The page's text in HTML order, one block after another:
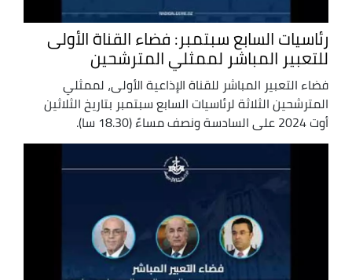
رئاسيات السابع سبتمبر: فضاء القناة الأولى
للتعبير المباشر لممثلي المترشحين
فضاء التعبير المباشر للقناة الإذاعية الأولى، لممثلي
المترشحين الثلاثة لرئاسيات السابع سبتمبر بتاريخ الثلاثين
أوت 2024 على السادسة ونصف مساءً (18.30 سا).